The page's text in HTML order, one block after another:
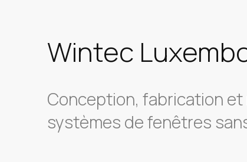
Wintec
Conception, fabrication
systèmes de fenêtres